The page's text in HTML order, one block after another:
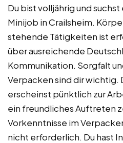
Du bist volljährig und
Minijob in Crailsheim.
stehende Tätigkeiten ist
über ausreichende
Kommunikation. Sorgfalt
Verpacken sind dir wichtig.
erscheinst pünktlich zur
ein freundliches Auftreten
Vorkenntnisse im
nicht erforderlich. Du hast